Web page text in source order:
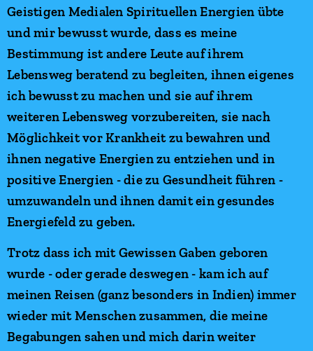
Geistigen Medialen Spirituellen Energien übte
und mir bewusst wurde, dass es meine
Bestimmung ist andere Leute auf ihrem
Lebensweg beratend zu begleiten, ihnen eigenes
ich bewusst zu machen und sie auf ihrem
weiteren Lebensweg vorzubereiten, sie nach
Möglichkeit vor Krankheit zu bewahren und
ihnen negative Energien zu entziehen und in
positive Energien - die zu Gesundheit führen -
umzuwandeln und ihnen damit ein gesundes
Energiefeld zu geben.
Trotz dass ich mit Gewissen Gaben geboren
wurde - oder gerade deswegen - kam ich auf
meinen Reisen (ganz besonders in Indien) immer
wieder mit Menschen zusammen, die meine
Begabungen sahen und mich darin weiter